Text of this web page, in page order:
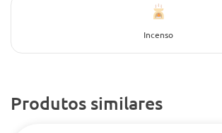
Incenso
Produtos similares